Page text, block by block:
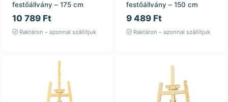
festőállvány – 175 cm
10 789 Ft
Raktáron – azonnal szállítjuk
festőállvány – 150 cm
9 489 Ft
Raktáron – azonnal szállítjuk